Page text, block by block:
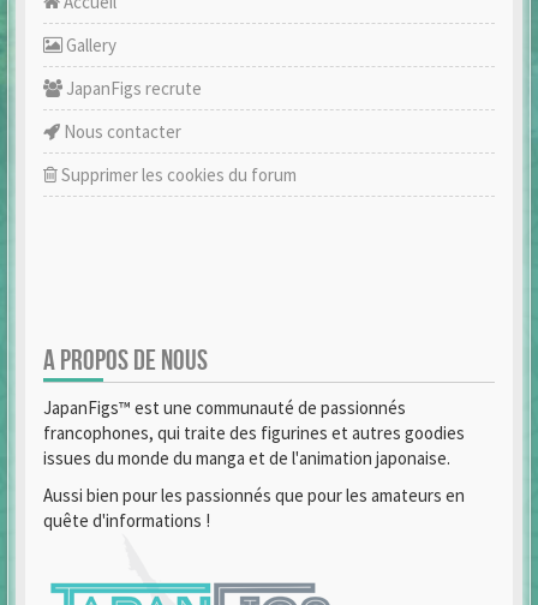
Gallery
JapanFigs recrute
Nous contacter
Supprimer les cookies du forum
A PROPOS DE NOUS
JapanFigs™ est une communauté de passionnés
francophones, qui traite des figurines et autres goodies
issues du monde du manga et de l'animation japonaise.
Aussi bien pour les passionnés que pour les amateurs en
quête d'informations !